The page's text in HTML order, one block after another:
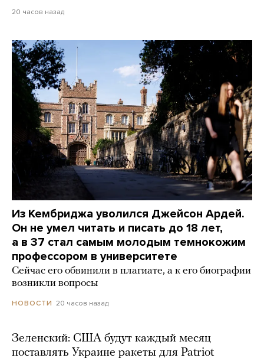
20 часов назад
Из Кембриджа уволился Джейсон Ардей.
Он не умел читать и писать до 18 лет,
а в 37 стал самым молодым темнокожим
профессором в университете
Сейчас его обвинили в плагиате, а к его биографии
возникли вопросы
НОВОСТИ 20 часов назад
Зеленский: США будут каждый месяц
поставлять Украине ракеты для Patriot